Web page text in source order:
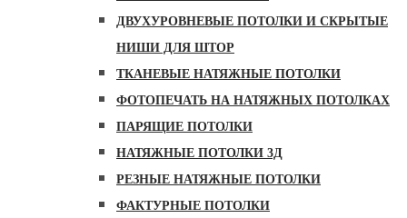
ДВУХУРОВНЕВЫЕ ПОТОЛКИ И СКРЫТЫЕ
НИШИ ДЛЯ ШТОР
ТКАНЕВЫЕ НАТЯЖНЫЕ ПОТОЛКИ
ФОТОПЕЧАТЬ НА НАТЯЖНЫХ ПОТОЛКАХ
ПАРЯЩИЕ ПОТОЛКИ
НАТЯЖНЫЕ ПОТОЛКИ 3Д
РЕЗНЫЕ НАТЯЖНЫЕ ПОТОЛКИ
ФАКТУРНЫЕ ПОТОЛКИ